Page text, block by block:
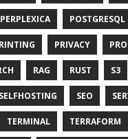
PERPLEXICA POSTGRESQL
PRIVACY
RAG RUST S3
SELFHOSTING SEO
TERMINAL TERRAFORM